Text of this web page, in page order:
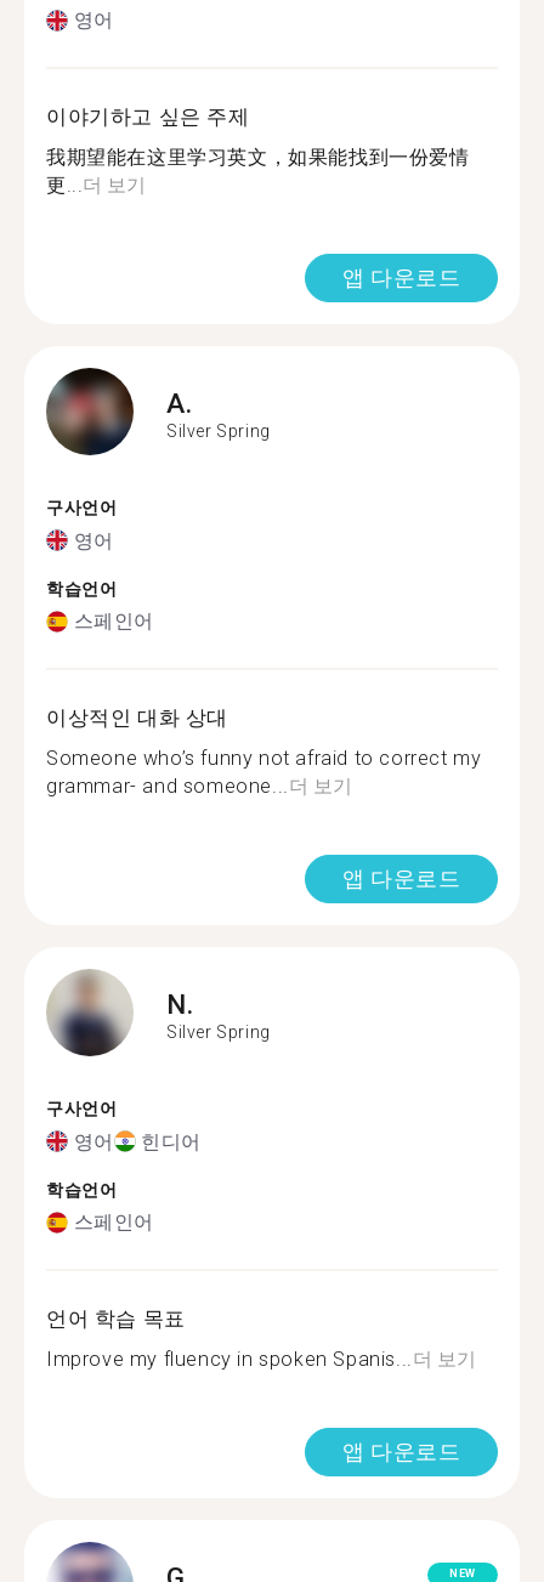
영어
이야기하고 싶은 주제
我期望能在这里学习英文，如果能找到一份爱情
更...더 보기
앱 다운로드
A.
Silver Spring
구사언어
영어
학습언어
스페인어
이상적인 대화 상대
Someone who’s funny not afraid to correct my
grammar- and someone...더 보기
앱 다운로드
N.
Silver Spring
구사언어
영어 힌디어
학습언어
스페인어
언어 학습 목표
Improve my fluency in spoken Spanis...더 보기
앱 다운로드
NEW